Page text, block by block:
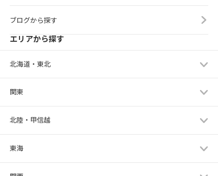
ブログから探す
エリアから探す
北海道・東北
関東
北陸・甲信越
東海